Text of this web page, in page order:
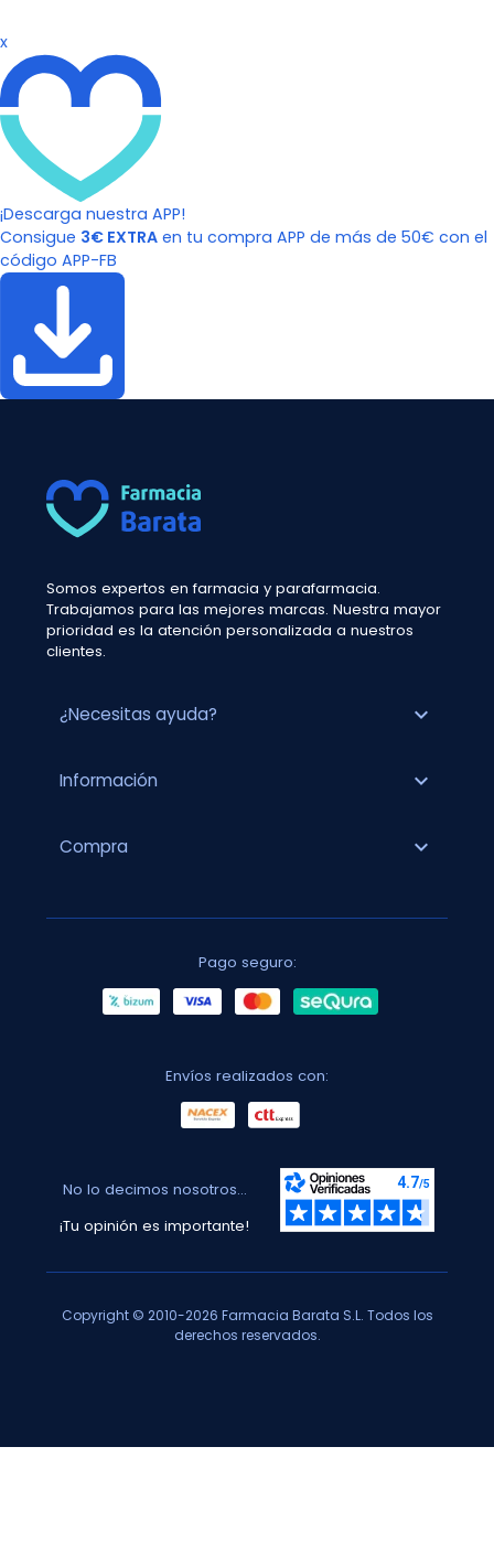
x
¡Descarga nuestra APP!
Consigue 3€ EXTRA en tu compra APP de más de 50€ con el
código APP-FB
Somos expertos en farmacia y parafarmacia.
Trabajamos para las mejores marcas. Nuestra mayor
prioridad es la atención personalizada a nuestros
clientes.
¿Necesitas ayuda? expand_more
Información expand_more
Compra expand_more
Pago seguro:
Envíos realizados con:
No lo decimos nosotros...
¡Tu opinión es importante!
Copyright © 2010-2026 Farmacia Barata S.L. Todos los
derechos reservados.